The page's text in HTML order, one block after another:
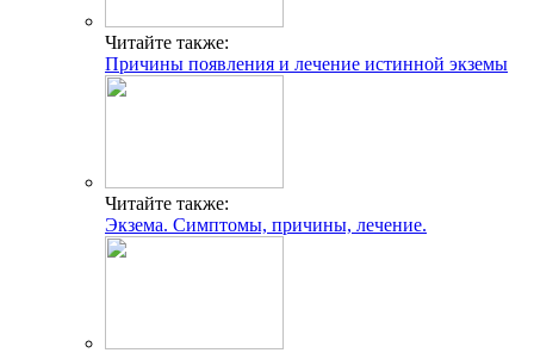
Читайте также:
Причины появления и лечение истинной экземы
Читайте также:
Экзема. Симптомы, причины, лечение.